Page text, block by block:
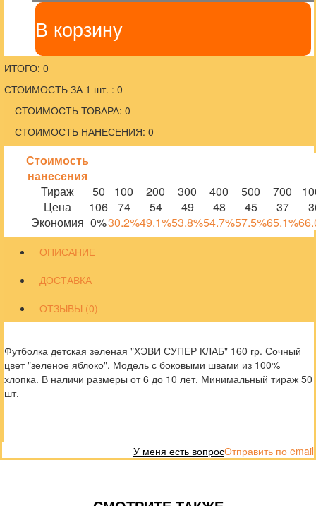
В корзину
ИТОГО: 0
СТОИМОСТЬ ЗА 1 шт. : 0
СТОИМОСТЬ ТОВАРА: 0
СТОИМОСТЬ НАНЕСЕНИЯ: 0
Стоимость
нанесения
Тираж
50 100 200 300 400 500 700
Цена
106 74 54 49 48 45 37
Экономия 0%30.2%49.1%53.8%54.7%57.5%65.1%
ОПИСАНИЕ
ДОСТАВКА
ОТЗЫВЫ (0)
Футболка детская зеленая "ХЭВИ СУПЕР КЛАБ" 160 гр. Сочный
цвет "зеленое яблоко". Модель с боковыми швами из 100%
хлопка. В наличи размеры от 6 до 10 лет. Минимальный тираж 50
шт.
Отправить по email
У меня есть вопрос